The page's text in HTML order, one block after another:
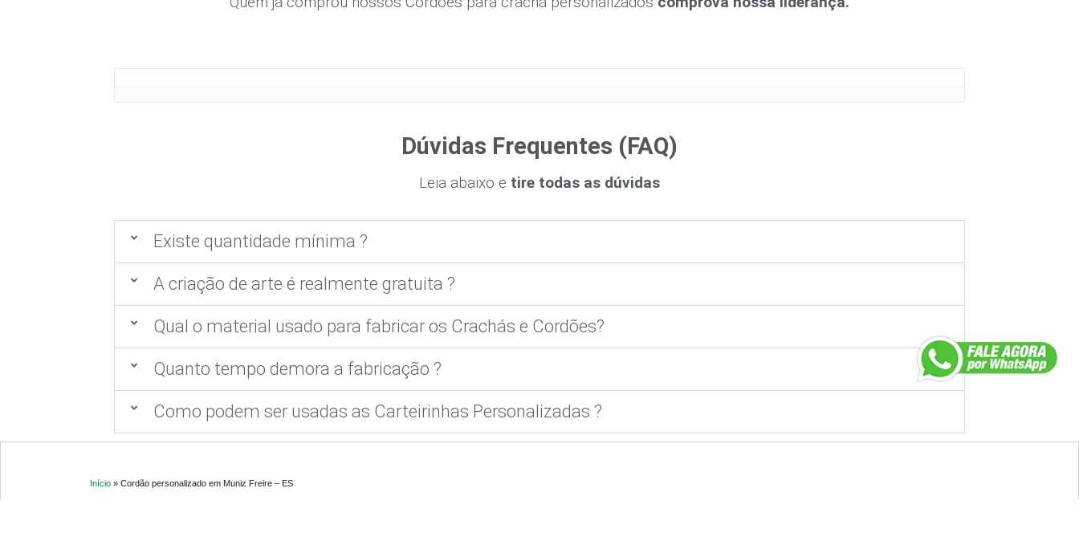
Dúvidas Frequentes (FAQ)
Leia abaixo e tire todas as dúvidas
Existe quantidade mínima ?
A criação de arte é realmente gratuita ?
Qual o material usado para fabricar os Crachás e Cordões?
Quanto tempo demora a fabricação ?
Como podem ser usadas as Carteirinhas Personalizadas ?
Início » Cordão personalizado em Muniz Freire – ES